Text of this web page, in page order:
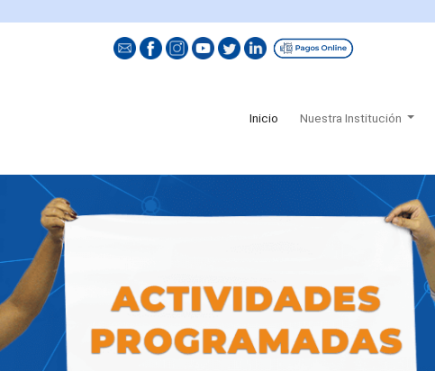
Inicio(current)Nuestra Institución